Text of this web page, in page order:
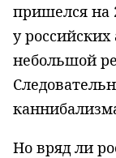
пришелся на
у
небольшой
Но вряд ли